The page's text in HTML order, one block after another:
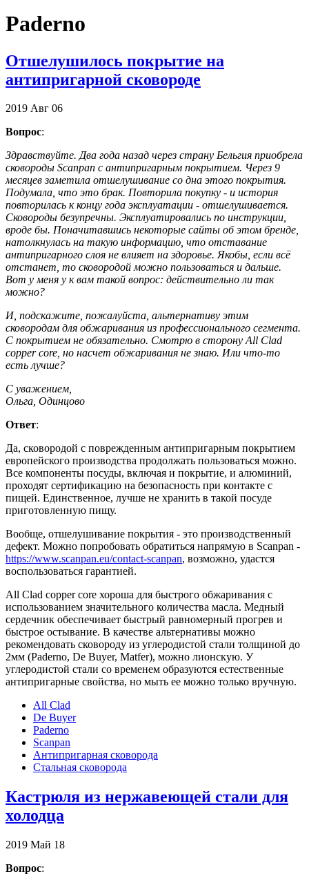
Paderno
Отшелушилось покрытие на
антипригарной сковороде
2019 Авг 06
Вопрос:
Здравствуйте. Два года назад через страну Бельгия приобрела
сковороды Scanpan с антипригарным покрытием. Через 9
месяцев заметила отшелушивание со дна этого покрытия.
Подумала, что это брак. Повторила покупку - и история
повторилась к концу года эксплуатации - отшелушивается.
Сковороды безупречны. Эксплуатировались по инструкции,
вроде бы. Поначитавшись некоторые сайты об этом бренде,
натолкнулась на такую информацию, что отставание
антипригарного слоя не влияет на здоровье. Якобы, если всё
отстанет, то сковородой можно пользоваться и дальше.
Вот у меня у к вам такой вопрос: действительно ли так
можно?
И, подскажите, пожалуйста, альтернативу этим
сковородам для обжаривания из профессионального сегмента.
С покрытием не обязательно. Смотрю в сторону All Clad
copper core, но насчет обжаривания не знаю. Или что-то
есть лучше?
С уважением,
Ольга, Одинцово
Ответ:
Да, сковородой с поврежденным антипригарным покрытием
европейского производства продолжать пользоваться можно.
Все компоненты посуды, включая и покрытие, и алюминий,
проходят сертификацию на безопасность при контакте с
пищей. Единственное, лучше не хранить в такой посуде
приготовленную пищу.
Вообще, отшелушивание покрытия - это производственный
дефект. Можно попробовать обратиться напрямую в Scanpan -
https://www.scanpan.eu/contact-scanpan, возможно, удастся
воспользоваться гарантией.
All Clad copper core хороша для быстрого обжаривания с
использованием значительного количества масла. Медный
сердечник обеспечивает быстрый равномерный прогрев и
быстрое остывание. В качестве альтернативы можно
рекомендовать сковороду из углеродистой стали толщиной до
2мм (Paderno, De Buyer, Matfer), можно лионскую. У
углеродистой стали со временем образуются естественные
антипригарные свойства, но мыть ее можно только вручную.
All Clad
De Buyer
Paderno
Scanpan
Антипригарная сковорода
Стальная сковорода
Кастрюля из нержавеющей стали для
холодца
2019 Май 18
Вопрос: